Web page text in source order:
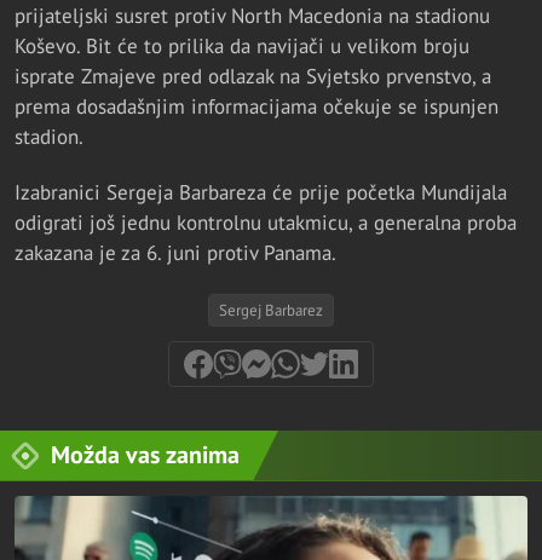
prijateljski susret protiv North Macedonia na stadionu
Koševo. Bit će to prilika da navijači u velikom broju
isprate Zmajeve pred odlazak na Svjetsko prvenstvo, a
prema dosadašnjim informacijama očekuje se ispunjen
stadion.
Izabranici Sergeja Barbareza će prije početka Mundijala
odigrati još jednu kontrolnu utakmicu, a generalna proba
zakazana je za 6. juni protiv Panama.
Sergej Barbarez
Možda vas zanima